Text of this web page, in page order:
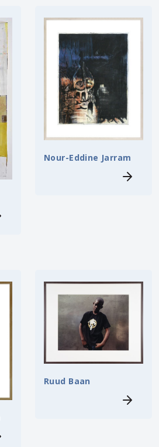
Nour-Eddine Jarram
Ruud Baan